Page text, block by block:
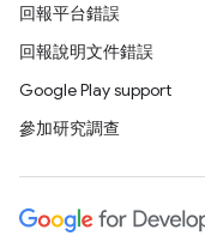
回報平台錯誤
回報說明文件錯誤
Google Play support
參加研究調查